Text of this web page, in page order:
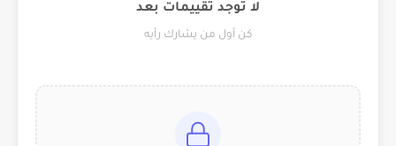
لا توجد تقييمات بعد
كن أول من يشارك رأيه